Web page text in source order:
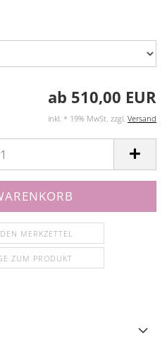
ab 510,00 EUR
inkl. * 19% MwSt. zzgl. Versand
MERKZETTEL
ZUM PRODUKT